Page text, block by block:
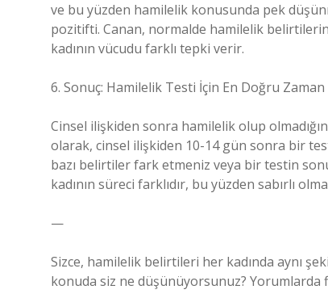
ve bu yüzden hamilelik konusunda pek
pozitifti. Canan, normalde hamilelik
kadının vücudu farklı tepki verir.
6. Sonuç: Hamilelik Testi İçin En Doğru Zaman
Cinsel ilişkiden sonra hamilelik olup
olarak, cinsel ilişkiden 10-14 gün sonra bir
bazı belirtiler fark etmeniz veya bir testin
kadının süreci farklıdır, bu yüzden sabırlı
—
Sizce, hamilelik belirtileri her kadında aynı
konuda siz ne düşünüyorsunuz? Yorumlarda